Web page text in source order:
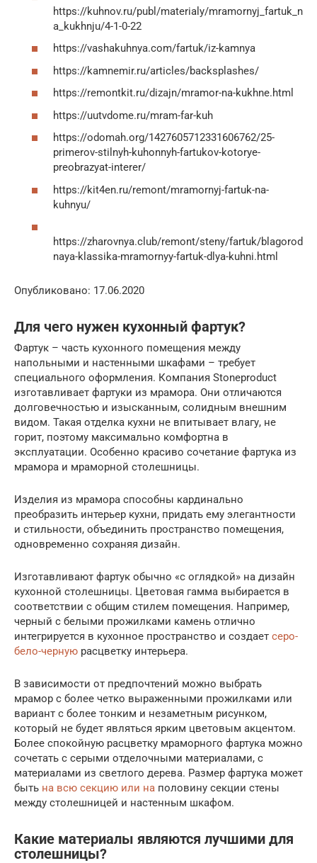
https://kuhnov.ru/publ/materialy/mramornyj_fartuk_n
a_kukhnju/4-1-0-22
https://vashakuhnya.com/fartuk/iz-kamnya
https://kamnemir.ru/articles/backsplashes/
https://remontkit.ru/dizajn/mramor-na-kukhne.html
https://uutvdome.ru/mram-far-kuh
https://odomah.org/1427605712331606762/25-
primerov-stilnyh-kuhonnyh-fartukov-kotorye-
preobrazyat-interer/
https://kit4en.ru/remont/mramornyj-fartuk-na-
kuhnyu/
https://zharovnya.club/remont/steny/fartuk/blagorod
naya-klassika-mramornyy-fartuk-dlya-kuhni.html
Опубликовано: 17.06.2020
Для чего нужен кухонный фартук?
Фартук – часть кухонного помещения между
напольными и настенными шкафами – требует
специального оформления. Компания Stoneproduct
изготавливает фартуки из мрамора. Они отличаются
долговечностью и изысканным, солидным внешним
видом. Такая отделка кухни не впитывает влагу, не
горит, поэтому максимально комфортна в
эксплуатации. Особенно красиво сочетание фартука из
мрамора и мраморной столешницы.
Изделия из мрамора способны кардинально
преобразить интерьер кухни, придать ему элегантности
и стильности, объединить пространство помещения,
одновременно сохраняя дизайн.
Изготавливают фартук обычно «с оглядкой» на дизайн
кухонной столешницы. Цветовая гамма выбирается в
соответствии с общим стилем помещения. Например,
черный с белыми прожилками камень отлично
интегрируется в кухонное пространство и создает серо-
бело-черную расцветку интерьера.
В зависимости от предпочтений можно выбрать
мрамор с более четко выраженными прожилками или
вариант с более тонким и незаметным рисунком,
который не будет являться ярким цветовым акцентом.
Более спокойную расцветку мраморного фартука можно
сочетать с серыми отделочными материалами, с
материалами из светлого дерева. Размер фартука может
быть на всю секцию или на половину секции стены
между столешницей и настенным шкафом.
Какие материалы являются лучшими для
столешницы?